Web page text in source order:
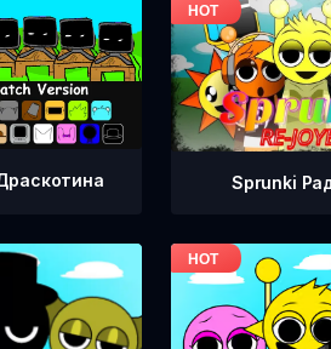
Sprunki